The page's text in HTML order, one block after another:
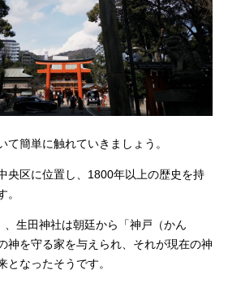
て簡単に触れていきましょう。
央区に位置し、1800年以上の歴史を持
。
、生田神社は朝廷から「神戸（かん
神を守る家を与えられ、それが現在の神
となったそうです。